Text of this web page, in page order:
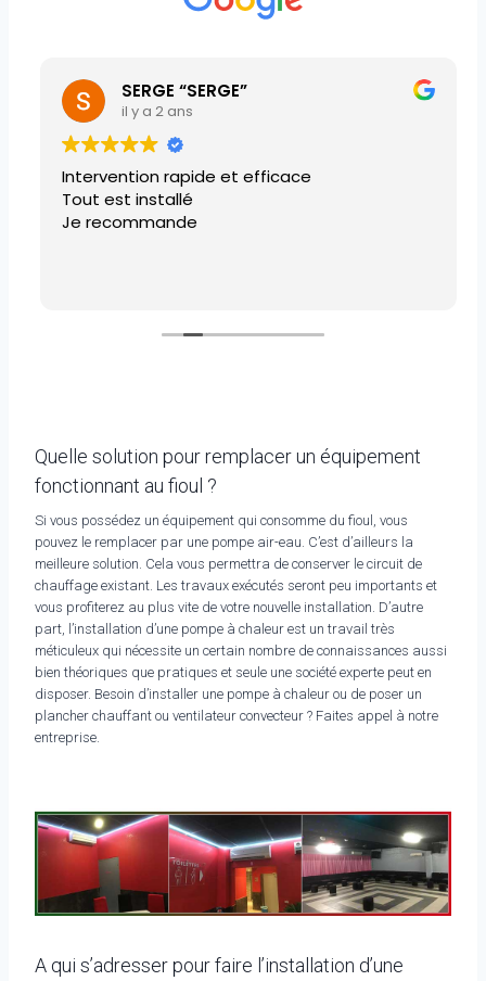
SERGE “SERGE”
il y a 2 ans
Intervention rapide et efficace
Tout est installé
Je recommande
Quelle solution pour remplacer un équipement
fonctionnant au fioul ?
Si vous possédez un équipement qui consomme du fioul, vous
pouvez le remplacer par une pompe air-eau. C’est d’ailleurs la
meilleure solution. Cela vous permettra de conserver le circuit de
chauffage existant. Les travaux exécutés seront peu importants et
vous profiterez au plus vite de votre nouvelle installation. D’autre
part, l’installation d’une pompe à chaleur est un travail très
méticuleux qui nécessite un certain nombre de connaissances aussi
bien théoriques que pratiques et seule une société experte peut en
disposer. Besoin d’installer une pompe à chaleur ou de poser un
plancher chauffant ou ventilateur convecteur ? Faites appel à notre
entreprise.
A qui s’adresser pour faire l’installation d’une